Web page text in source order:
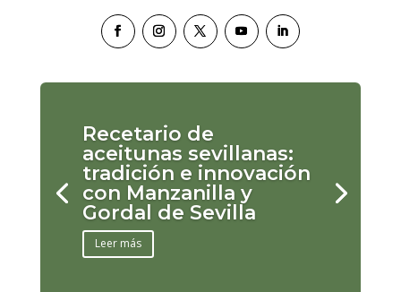
Recetario de
aceitunas sevillanas:
tradición e innovación
con Manzanilla y
Gordal de Sevilla
Leer más